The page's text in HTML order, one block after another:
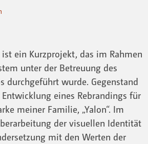
ist ein Kurzprojekt, das im Rahmen
unter der Betreuung des
durchgeführt wurde. Gegenstand
eines Rebrandings für
meiner Familie, „Yalon“. Im
der visuellen Identität
mit den Werten der